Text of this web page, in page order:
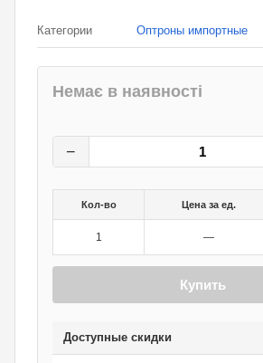
Категории Оптроны импортные
Немає в наявності
−
Кол-во Цена за ед.
1 —
Купить
Доступные скидки